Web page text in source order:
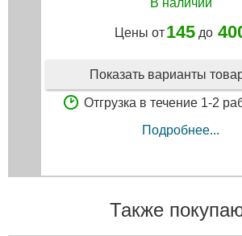
В наличии
Цены от145 до
Показать варианты
Отгрузка в течение 1-2
Подробнее...
Также